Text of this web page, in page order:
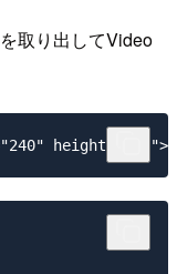
取り出してVideo